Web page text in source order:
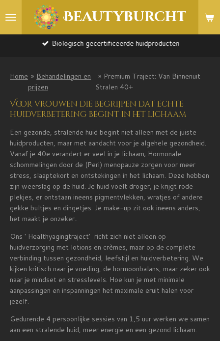
direct
Beautyburcht
Biologisch gecertificeerde huidproducten
Home » Behandelingen en
prijzen
» Premium Traject: Van Binnenuit
Stralen 40+
Voor vrouwen die begrijpen dat echte
huidverbetering begint in het lichaam
Een gezonde, stralende huid begint niet alleen met de juiste
huidproducten, maar met aandacht voor je algehele gezondheid.
Vanaf je 40e verandert er veel in je lichaam; Hormonale
schommelingen door de (Peri) menopauze zorgen voor meer
stress, slaaptekort en ontstekingen in het lichaam. Deze hebben
zijn weerslag op de huid. Je huid voelt droger, je krijgt rode
plekjes, er ontstaan ineens pigmentvlekken, wratjes of andere
gekke bultjes en dingetjes. Je make-up zit ook ineens anders,
het maakt je onzeker..
Ons ' Healthyagingtraject' richt zich niet alleen op
huidverzorging met lotions en crèmes, maar op de complete
verbinding tussen gezondheid, leefstijl en huidverbetering. We
kijken kritisch naar je voeding, de hormoonbalans, maar zeker ook
naar je mindset en stresslevels. Hoe kun je met minimale
aanpassingen en inspanningen het maximale eruit halen voor
jezelf.
Gedurende 4 persoonlijke sessies van 1,5 uur werken we samen
aan een stralende huid, meer energie en een gezond lichaam.